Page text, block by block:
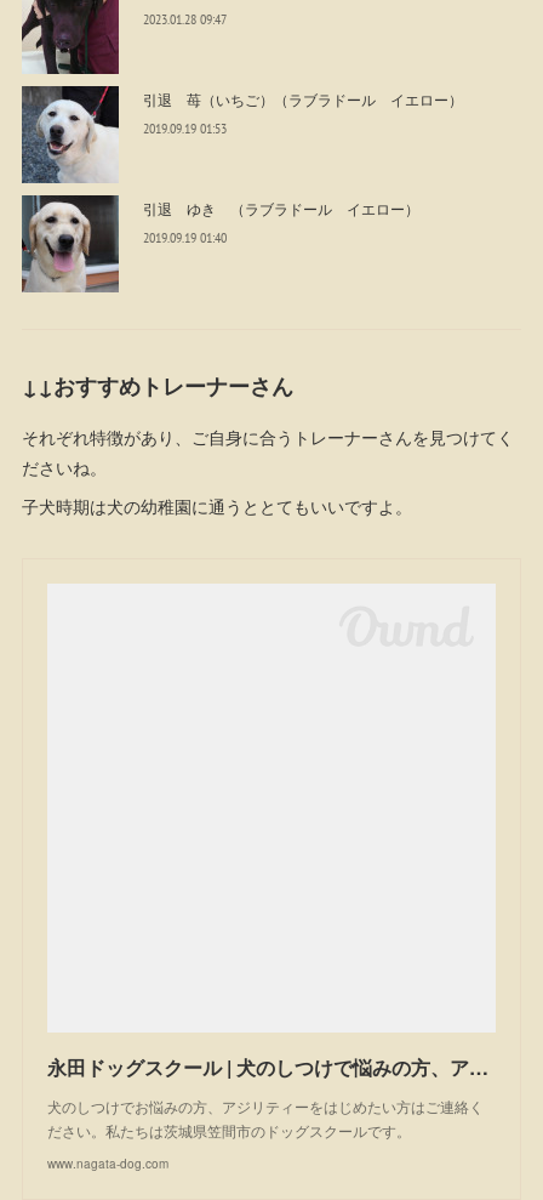
2023.01.28 09:47
引退 苺（いちご）（ラブラドール イエロー）
2019.09.19 01:53
引退 ゆき （ラブラドール イエロー）
2019.09.19 01:40
↓↓おすすめトレーナーさん
それぞれ特徴があり、ご自身に合うトレーナーさんを見つけてく
ださいね。
子犬時期は犬の幼稚園に通うととてもいいですよ。
永田ドッグスクール | 犬のしつけで悩みの方、アジリティーを始めたい方は一度ご相談ください。私たちは茨城県笠間市のドッグスクールです。
犬のしつけでお悩みの方、アジリティーをはじめたい方はご連絡く
ださい。私たちは茨城県笠間市のドッグスクールです。
www.nagata-dog.com